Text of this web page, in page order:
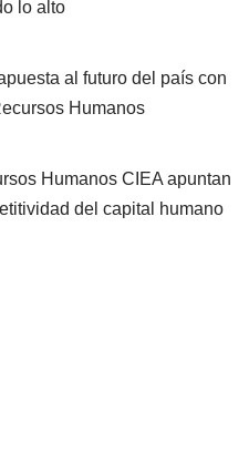
lo alto
al futuro del país con
Humanos
Humanos CIEA apuntan
del capital humano